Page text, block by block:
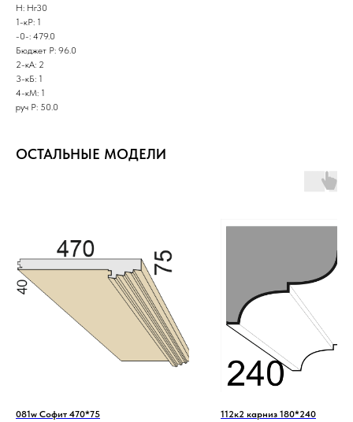
Н: Нг30
1-кР: 1
-0-: 479.0
Бюджет Р: 96.0
2-кА: 2
3-кБ: 1
4-кМ: 1
руч Р: 50.0
ОСТАЛЬНЫЕ МОДЕЛИ
081w Софит 470*75 112к2 карниз 180*240